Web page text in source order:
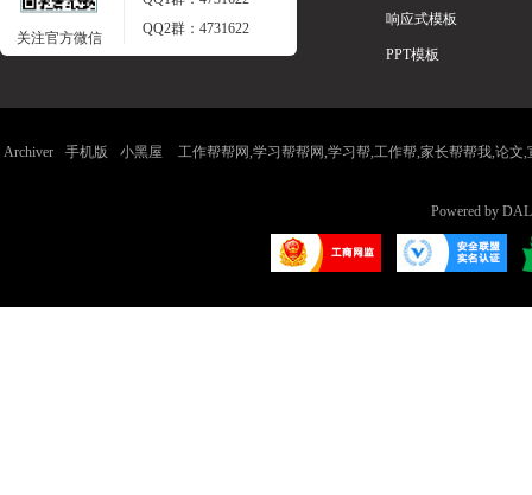
关注官方微信
QQ2群：4731622
响应式模板
PPT模板
Archiver 手机版 小黑屋 工作帮帮网,学习帮帮网,学习帮,工作帮,家长帮帮我,论
Powered by